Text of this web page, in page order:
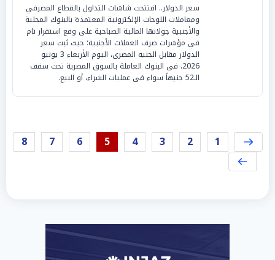
سعر الدولار.. افتتحت شاشات التداول بالقطاع المصرفي
ومعاملات اللوحات الإلكترونية المعتمدة بالبنوك المحلية
والأجنبية جولاتها المالية الصباحية على وقع استقرار تام
في مؤشرات صرف العملات الأجنبية؛ حيث ثبت سعر
الدولار مقابل الجنيه المصرى، اليوم الأربعاء 3 يونيو
2026، فى البنوك العاملة بالسوق المصرية تحت سقف
الـ52 جنيهاً سواء فى عمليات الشراء، أو البيع.
1
2
3
4
5
6
7
8